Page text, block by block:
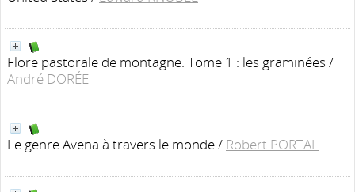
Flore pastorale de montagne. Tome 1 : les graminées /
André DORÉE
Le genre Avena à travers le monde/ Robert PORTAL